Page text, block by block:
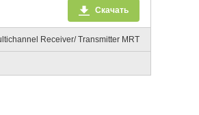
Скачать
Receiver/ Transmitter MRT